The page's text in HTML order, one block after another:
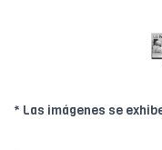
* Las imágenes se